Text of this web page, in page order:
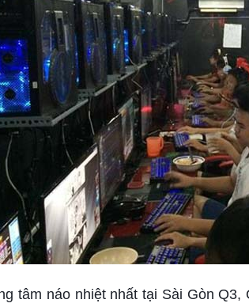
tâm náo nhiệt nhất tại Sài Gòn